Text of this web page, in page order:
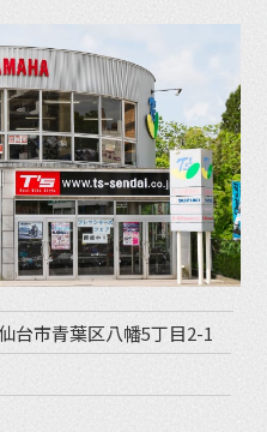
台市青葉区八幡5丁目2-1